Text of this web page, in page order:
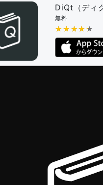
審査に対する投票権限を持
決定に必要な投票数 -
ドライン
DiQt（ディ
無料
★★★★★
★★★★★